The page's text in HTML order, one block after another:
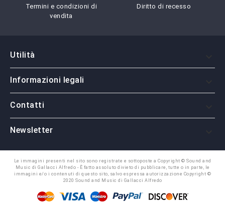
Termini e condizioni di
vendita
Diritto di recesso
Utilità
Informazioni legali
Contatti
Newsletter
Le immagini presenti nel sito sono registrate e sottoposte a Copyright © Sound and
Music di Gallacci Alfredo - È fatto assoluto divieto di pubblicare, tutte o in parte, le
immagini e/o i contenuti di questo sito, salvo espressa autorizzazione Copyright ©
2020 Sound and Music di Gallacci Alfredo